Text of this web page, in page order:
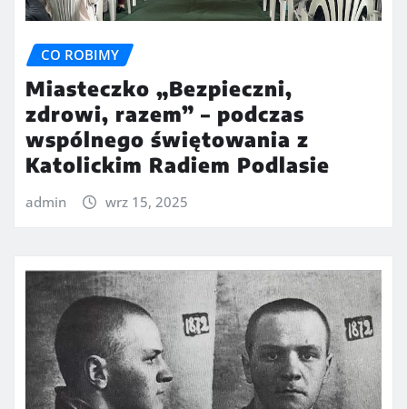
CO ROBIMY
Miasteczko „Bezpieczni,
zdrowi, razem” – podczas
wspólnego świętowania z
Katolickim Radiem Podlasie
admin wrz 15, 2025